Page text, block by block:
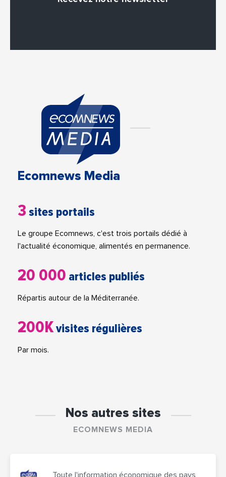
Ecomnews Media
3 sites portails
Le groupe Ecomnews, c'est trois portails dédié à
l'actualité économique, alimentés en permanence.
20 000 articles publiés
Répartis autour de la Méditerranée.
200Kvisites régulières
Par mois.
Nos autres sites
ECOMNEWS MEDIA
Toute l'information économique des pays